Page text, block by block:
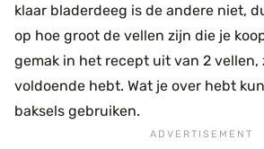
klaar bladerdeeg is de andere niet,
op hoe groot de vellen zijn die je
gemak in het recept uit van 2 vellen,
voldoende hebt. Wat je over hebt
baksels gebruiken.